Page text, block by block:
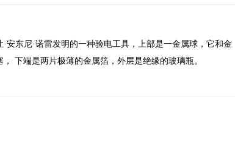
安东尼·诺雷发明的一种验电工具，上部是一金属球，它和金
下端是两片极薄的金属箔，外层是绝缘的玻璃瓶。